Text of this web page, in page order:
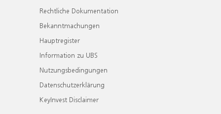
Rechtliche Dokumentation
Bekanntmachungen
Hauptregister
Information zu UBS
Nutzungsbedingungen
Datenschutzerklärung
KeyInvest Disclaimer